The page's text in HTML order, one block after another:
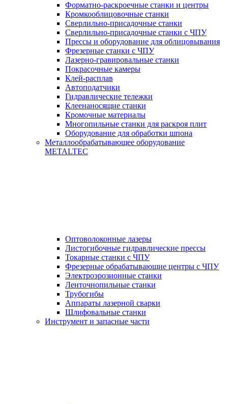
Форматно-раскроечные станки и центры
Кромкооблицовочные станки
Сверлильно-присадочные станки
Сверлильно-присадочные станки с ЧПУ
Прессы и оборудование для облицовывания
Фрезерные станки с ЧПУ
Лазерно-гравировальные станки
Покрасочные камеры
Клей-расплав
Автоподатчики
Гидравлические тележки
Клеенаносящие станки
Кромочные материалы
Многопильные станки для раскроя плит
Оборудование для обработки шпона
Металлообрабатывающее оборудование
METALTEC
Оптоволоконные лазеры
Листогибочные гидравлические прессы
Токарные станки с ЧПУ
Фрезерные обрабатывающие центры с ЧПУ
Электроэрозионные станки
Ленточнопильные станки
Трубогибы
Аппараты лазерной сварки
Шлифовальные станки
Инструмент и запасные части